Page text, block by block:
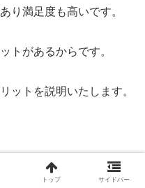
り満足度も高いです。
トがあるからです。
ットを説明いたします。
トップ サイドバー